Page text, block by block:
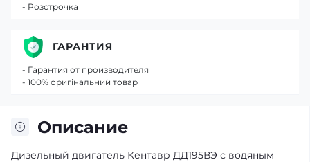
Описание
Дизельный двигатель Кентавр ДД195ВЭ с водяным
- Розстрочка
ГАРАНТИЯ
- Гарантия от производителя
- 100% оригінальний товар